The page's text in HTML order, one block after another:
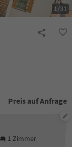
1/31
Preis auf Anfrage
1 Zimmer